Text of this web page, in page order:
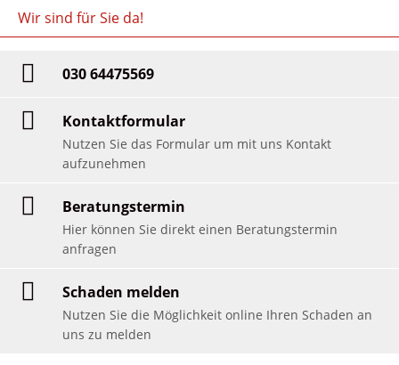
Wir sind für Sie da!
030 64475569
Kontaktformular
Nutzen Sie das Formular um mit uns Kontakt
aufzunehmen
Beratungstermin
Hier können Sie direkt einen Beratungstermin
anfragen
Schaden melden
Nutzen Sie die Möglichkeit online Ihren Schaden an
uns zu melden